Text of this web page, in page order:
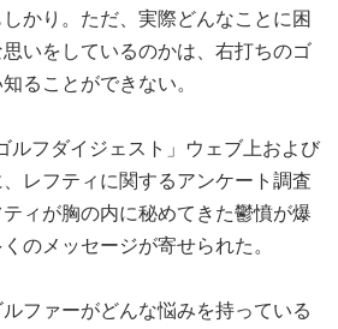
かり。ただ、実際どんなことに困
いをしているのかは、右打ちのゴ
ることができない。
ルフダイジェスト」ウェブ上および
レフティに関するアンケート調査
ィが胸の内に秘めてきた鬱憤が爆
のメッセージが寄せられた。
ファーがどんな悩みを持っている